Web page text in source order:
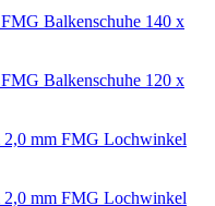
FMG Balkenschuhe 140 x
FMG Balkenschuhe 120 x
FMG Lochwinkel
FMG Lochwinkel